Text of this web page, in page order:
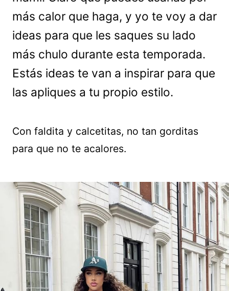
más calor que haga, y yo te voy a dar
ideas para que les saques su lado
más chulo durante esta temporada.
Estás ideas te van a inspirar para que
las apliques a tu propio estilo.
Con faldita y calcetitas, no tan gorditas
para que no te acalores.